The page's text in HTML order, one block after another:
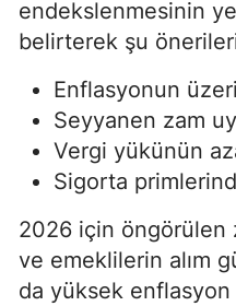
endekslenmesinin
belirterek şu
Enflasyonun
Seyyanen zam
Vergi yükünün
Sigorta
2026 için öngörülen
ve emeklilerin alım
da yüksek